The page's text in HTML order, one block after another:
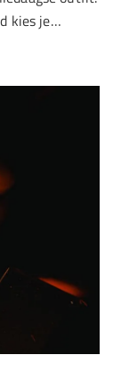
kies je…